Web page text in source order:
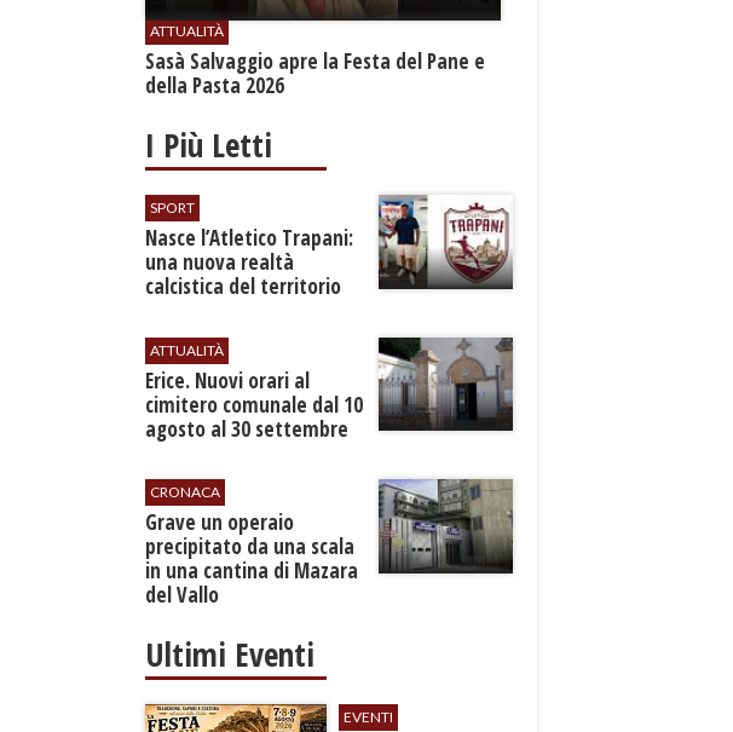
ATTUALITÀ
Sasà Salvaggio apre la Festa del Pane e
della Pasta 2026
I Più Letti
SPORT
Nasce l’Atletico Trapani:
una nuova realtà
calcistica del territorio
ATTUALITÀ
​Erice. Nuovi orari al
cimitero comunale dal 10
agosto al 30 settembre
CRONACA
​Grave un operaio
precipitato da una scala
in una cantina di Mazara
del Vallo
Ultimi Eventi
EVENTI